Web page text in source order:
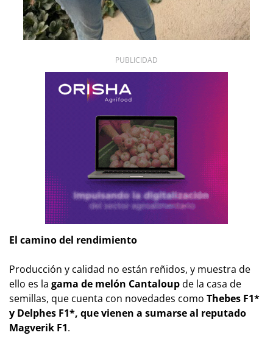
PUBLICIDAD
El camino del rendimiento
Producción y calidad no están reñidos, y muestra de
ello es la gama de melón Cantaloupde la casa de
semillas, que cuenta con novedades como Thebes F1*
y Delphes F1*, que vienen a sumarse al reputado
Magverik F1.